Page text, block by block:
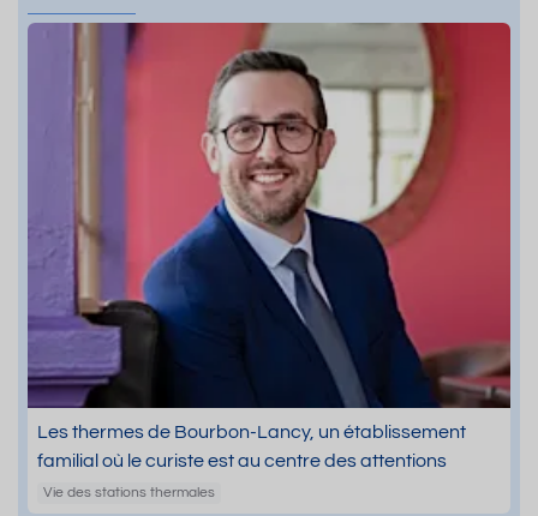
Les thermes de Bourbon-Lancy, un établissement
familial où le curiste est au centre des attentions
Vie des stations thermales